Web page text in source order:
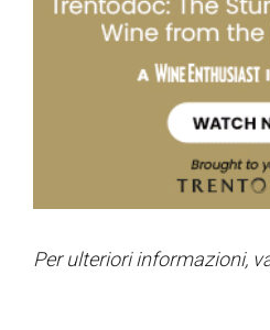
Per ulteriori informazioni,